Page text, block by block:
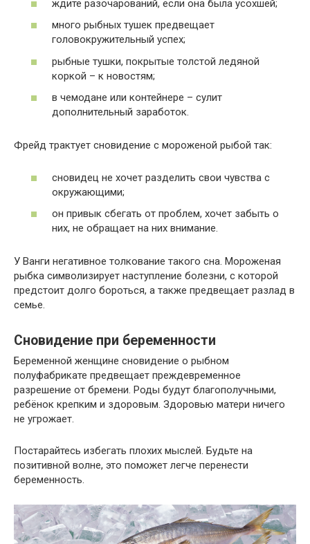
ждите разочарований, если она была усохшей;
много рыбных тушек предвещает
головокружительный успех;
рыбные тушки, покрытые толстой ледяной
коркой – к новостям;
в чемодане или контейнере – сулит
дополнительный заработок.
Фрейд трактует сновидение с мороженой рыбой так:
сновидец не хочет разделить свои чувства с
окружающими;
он привык сбегать от проблем, хочет забыть о
них, не обращает на них внимание.
У Ванги негативное толкование такого сна. Мороженая
рыбка символизирует наступление болезни, с которой
предстоит долго бороться, а также предвещает разлад в
семье.
Сновидение при беременности
Беременной женщине сновидение о рыбном
полуфабрикате предвещает преждевременное
разрешение от бремени. Роды будут благополучными,
ребёнок крепким и здоровым. Здоровью матери ничего
не угрожает.
Постарайтесь избегать плохих мыслей. Будьте на
позитивной волне, это поможет легче перенести
беременность.